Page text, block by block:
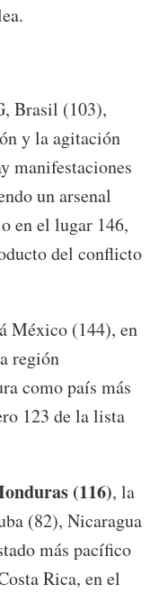
Brasil (103),
y la agitación
manifestaciones
un arsenal
en el lugar 146,
del conflicto
México (144), en
región
como país más
123 de la lista
(116), la
(82), Nicaragua
más pacífico
Rica, en el